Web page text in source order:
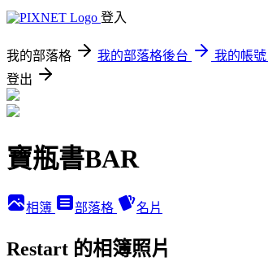
登入
我的部落格 我的部落格後台
我的帳號
登出
寶瓶書BAR
相簿 部落格 名片
Restart 的相簿照片